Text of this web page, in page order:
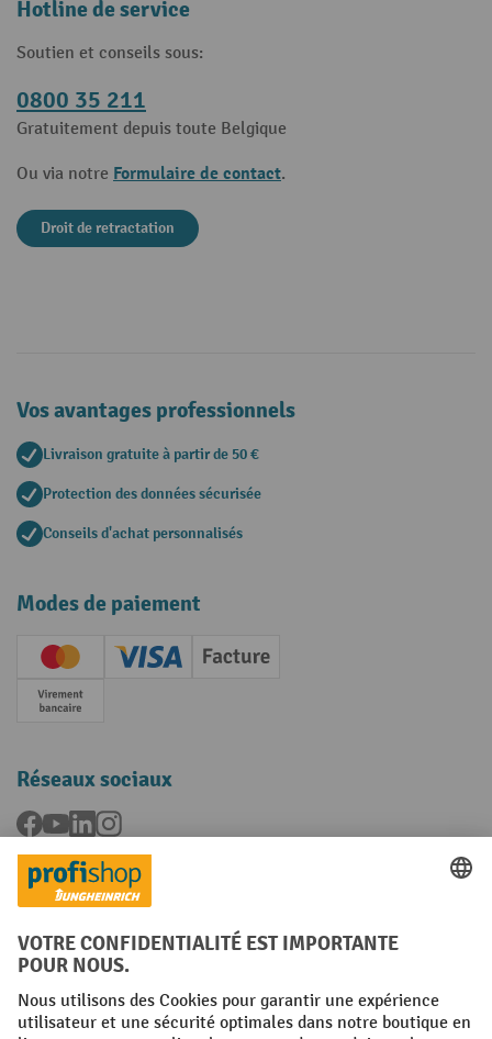
Hotline de service
Soutien et conseils sous:
0800 35 211
Gratuitement depuis toute Belgique
Ou via notre Formulaire de contact.
Droit de retractation
Vos avantages professionnels
Livraison gratuite à partir de 50 €
Protection des données sécurisée
Conseils d'achat personnalisés
Modes de paiement
Creditcard (Master)Creditcard (Visa)
Facture
Paiement anticipé
Réseaux sociaux
Facebook
YouTubeLinkedInInstagram
Langues
FR NL